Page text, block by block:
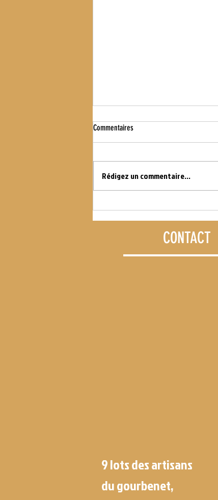
WOD DU 16.07.21
Commentaires
Rédigez un commentaire...
CONTACT
9 lots des artisans
du gourbenet,